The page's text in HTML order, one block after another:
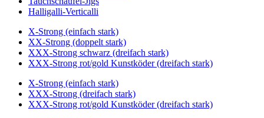
Halligalli-Verticalli
X-Strong (einfach stark)
XX-Strong (doppelt stark)
XXX-Strong schwarz (dreifach stark)
XXX-Strong rot/gold Kunstköder (dreifach stark)
X-Strong (einfach stark)
XXX-Strong (dreifach stark)
XXX-Strong rot/gold Kunstköder (dreifach stark)